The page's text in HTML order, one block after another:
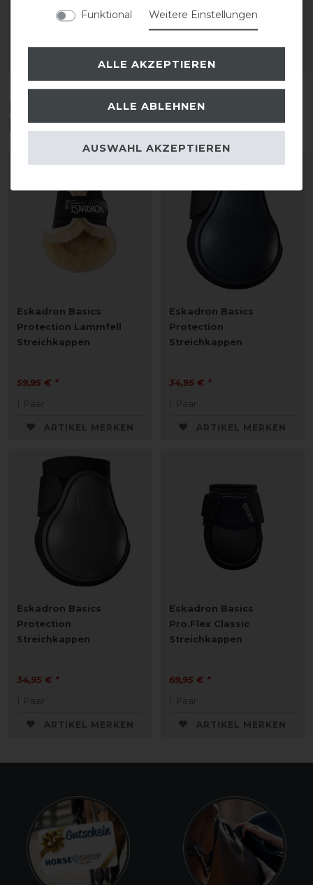
49,95 € *
ARTIKEL MERKEN
64,95 € *
ARTIKEL MERKEN
Diese Produkte könnten dich auch
interessieren
Eskadron Basics
Protection Lammfell
Streichkappen
59,95 € *
1 Paar
ARTIKEL MERKEN
Eskadron Basics
Protection
Streichkappen
34,95 € *
1 Paar
ARTIKEL MERKEN
Eskadron Basics
Protection
Streichkappen
34,95 € *
1 Paar
ARTIKEL MERKEN
Eskadron Basics
Pro.Flex Classic
Streichkappen
69,95 € *
1 Paar
ARTIKEL MERKEN
Funktional
Weitere Einstellungen
ALLE AKZEPTIEREN
ALLE ABLEHNEN
AUSWAHL AKZEPTIEREN